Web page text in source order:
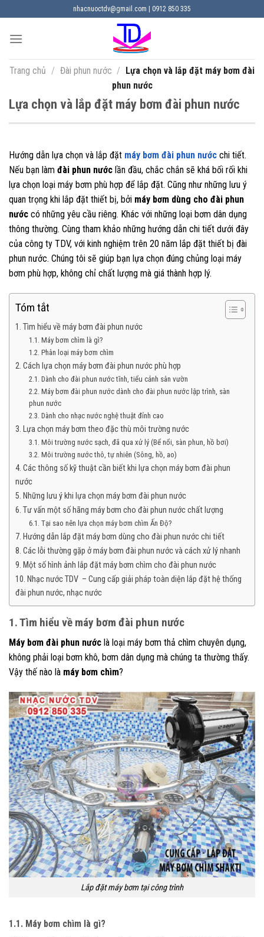
đến
nhacnuoctdv@gmail.com | 0912 850 335
Trang chủ / Đài phun nước / Lựa chọn và lắp đặt máy bơm đài
phun nước
Lựa chọn và lắp đặt máy bơm đài phun nước
Hướng dẫn lựa chọn và lắp đặt máy bơm đài phun nước chi tiết.
Nếu bạn làm đài phun nước lần đầu, chắc chắn sẽ khá bối rối khi
lựa chọn loại máy bơm phù hợp để lắp đặt. Cũng như những lưu ý
quan trọng khi lắp đặt thiết bị, bởi máy bơm dùng cho đài phun
nước có những yêu cầu riêng. Khác với những loại bơm dân dụng
thông thường. Cùng tham khảo những hướng dẫn chi tiết dưới đây
của công ty TDV, với kinh nghiệm trên 20 năm lắp đặt thiết bị đài
phun nước. Chúng tôi sẽ giúp bạn lựa chọn đúng chủng loại máy
bơm phù hợp, không chỉ chất lượng mà giá thành hợp lý.
Tóm tắt
1. Tìm hiểu về máy bơm đài phun nước
1.1. Máy bơm chìm là gì?
1.2. Phân loại máy bơm chìm
2. Cách lựa chọn máy bơm đài phun nước phù hợp
2.1. Dành cho đài phun nước tĩnh, tiểu cảnh sân vườn
2.2. Máy bơm đài phun nước dành cho đài phun nước lập trình, sàn
phun nước
2.3. Dành cho nhạc nước nghệ thuật đỉnh cao
3. Lựa chọn máy bơm theo đặc thù môi trường nước
3.1. Môi trường nước sạch, đã qua xử lý (Bể nổi, sàn phun, hồ bơi)
3.2. Môi trường nước thô, tự nhiên (Sông, hồ, ao)
4. Các thông số kỹ thuật cần biết khi lựa chọn máy bơm đài phun
nước
5. Những lưu ý khi lựa chọn máy bơm đài phun nước
6. Tư vấn một số hãng máy bơm cho đài phun nước chất lượng
6.1. Tại sao nên lựa chọn máy bơm chìm Ấn Độ?
7. Hướng dẫn lắp đặt máy bơm dùng cho đài phun nước chi tiết
8. Các lỗi thường gặp ở máy bơm đài phun nước và cách xử lý nhanh
9. Một số hình ảnh lắp đặt máy bơm chìm cho đài phun nước
10. Nhạc nước TDV – Cung cấp giải pháp toàn diện lắp đặt hệ thống
đài phun nước, nhạc nước
1. Tìm hiểu về máy bơm đài phun nước
Máy bơm đài phun nước là loại máy bơm thả chìm chuyên dụng,
không phải loại bơm khô, bơm dân dụng mà chúng ta thường thấy.
Vậy thế nào là máy bơm chìm?
Lắp đặt máy bơm tại công trình
1.1. Máy bơm chìm là gì?